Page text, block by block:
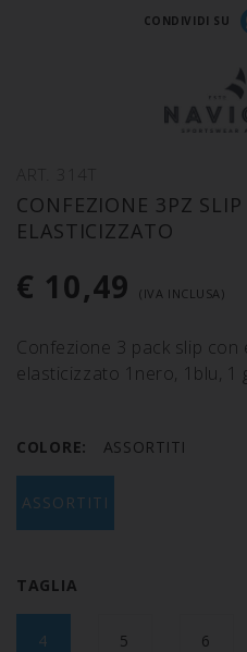
CONDIVIDI SU
CONFEZIONE 3PZ
ELASTICIZZATO
€ 10,49 (IVA INCLUSA)
Confezione 3 pack slip
elasticizzato 1nero, 1blu, 1
COLORE: ASSORTITI
ASSORTITI
TAGLIA
4 5 6